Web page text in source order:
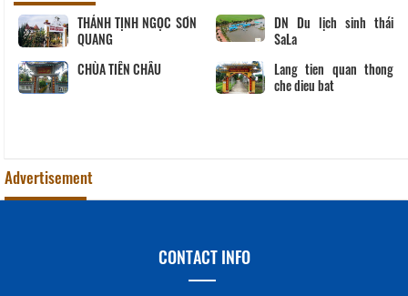
THÁNH TỊNH NGỌC SƠN
QUANG
DN Du lịch sinh thái
SaLa
CHÙA TIÊN CHÂU
Lang tien quan thong
che dieu bat
Advertisement
CONTACT INFO